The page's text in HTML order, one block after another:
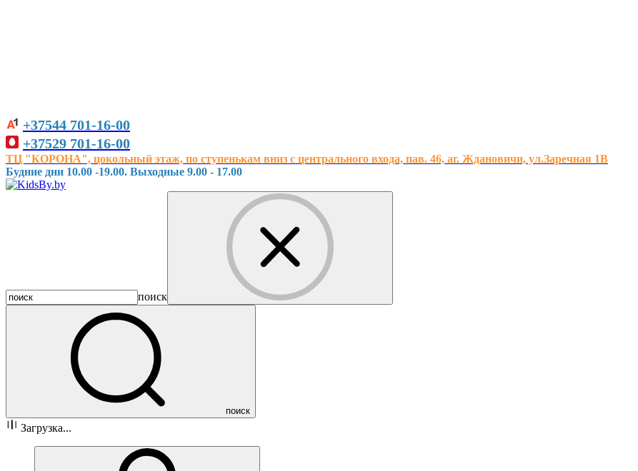
+37544 701-16-00
+37529 701-16-00
ТЦ "КОРОНА", цокольный этаж, по ступенькам вниз с центрального входа, пав. 46, аг. Ждановичи, ул.Заречная 1В
Будние дни 10.00 -19.00. Выходные 9.00 - 17.00
поиск
поиск
Загрузка...